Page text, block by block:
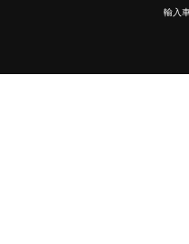
輸入